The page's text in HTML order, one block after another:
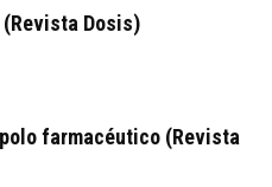
(Revista Dosis)
farmacéutico (Revista